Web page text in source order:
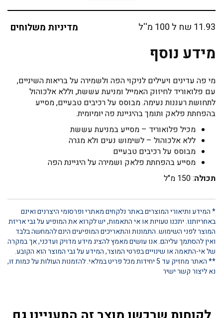
11.93 שח ל 100 מ''ל מדיניות משלוחים
מידע נוסף
מי פה עדינים ויעילים לניקוי הפה ולשמירה על בריאות השיניים,
עם פלואוריד לחיזוק האמייל ומניעת עששת, וללא אלכוהול
לתחושת רעננות נעימה. מבוסס על רכיבים טבעיים, מסייע
בהפחתת פלאק ותומך בהיגיינת פה יומיומית.
מכיל פלואוריד – מסייע במניעת עששת
ללא אלכוהול – לשימוש נעים ולא מגרה
מבוסס על רכיבים טבעיים
מסייע בהפחתת פלאק ושמירה על היגיינת הפה
תכולה: 150 מ"ל
* המידע ותיאורי המוצרים באתר נלקחים מאתרי ופרסומי היצרנים ואינם
באחריותנו. יתכנו טעויות או אי התאמות, יש לקרוא את המופיע על גבי אריזת
המוצר לפני השימוש. התמונות והתאריכים המופיעים הינם להמחשה בלבד
ואין להסתמך עליהם. אנו עושים מאמץ להציג מידע מדויק ועדכני, אך במקרה
של אי-התאמה או שינויים בפרטי המוצר, המידע על גבי המוצר הוא הקובע.
** האתר מחזיק עד 5 יחידות מכל פריט במלאי. להזמנות העולות על כמות זו,
נא ליצור קשר ישיר